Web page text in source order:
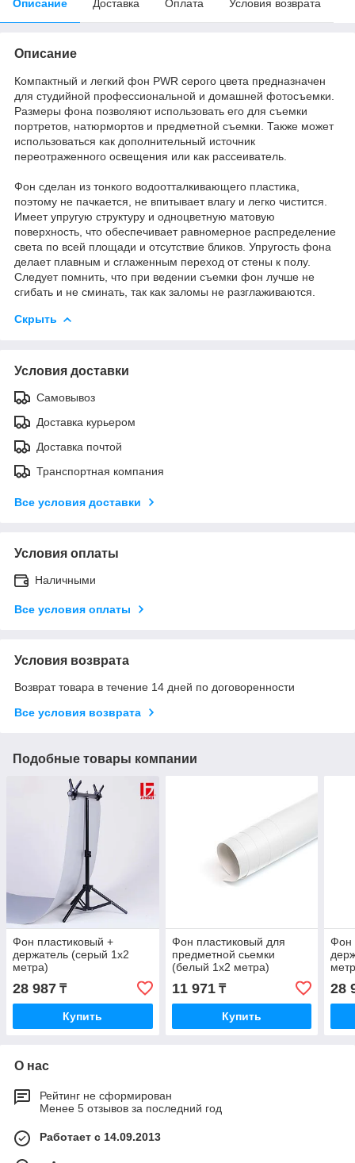
Описание Доставка Оплата Условия возврата
Описание
Компактный и легкий фон PWR серого цвета предназначен
для студийной профессиональной и домашней фотосъемки.
Размеры фона позволяют использовать его для съемки
портретов, натюрмортов и предметной съемки. Также может
использоваться как дополнительный источник
переотраженного освещения или как рассеиватель.
Фон сделан из тонкого водоотталкивающего пластика,
поэтому не пачкается, не впитывает влагу и легко чистится.
Имеет упругую структуру и одноцветную матовую
поверхность, что обеспечивает равномерное распределение
света по всей площади и отсутствие бликов. Упругость фона
делает плавным и сглаженным переход от стены к полу.
Следует помнить, что при ведении съемки фон лучше не
сгибать и не сминать, так как заломы не разглаживаются.
Скрыть
Условия доставки
Самовывоз
Доставка курьером
Доставка почтой
Транспортная компания
Все условия доставки
Условия оплаты
Наличными
Все условия оплаты
Условия возврата
Возврат товара в течение 14 дней по договоренности
Все условия возврата
Подобные товары компании
Фон пластиковый +
держатель (серый 1х2
метра)
28 987 ₸
Купить
Фон пластиковый для
предметной сьемки
(белый 1х2 метра)
11 971₸
Купить
Фон
28
О нас
Рейтинг не сформирован
Менее 5 отзывов за последний год
Работает с 14.09.2013